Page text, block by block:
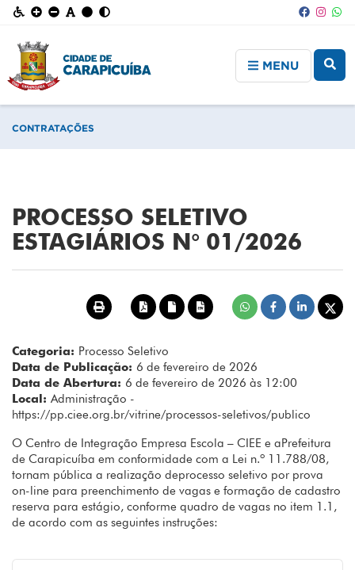
MENU
CONTRATAÇÕES
PROCESSO SELETIVO
ESTAGIÁRIOS N° 01/2026
Categoria: Processo Seletivo
Data de Publicação: 6 de fevereiro de 2026
Data de Abertura: 6 de fevereiro de 2026 às 12:00
Local: Administração -
https://pp.ciee.org.br/vitrine/processos-seletivos/publico
O Centro de Integração Empresa Escola – CIEE e aPrefeitura
de Carapicuíba em conformidade com a Lei n.º 11.788/08,
tornam pública a realização deprocesso seletivo por prova
on-line para preenchimento de vagas e formação de cadastro
reserva para estágio, conforme quadro de vagas no item 1.1,
de acordo com as seguintes instruções: